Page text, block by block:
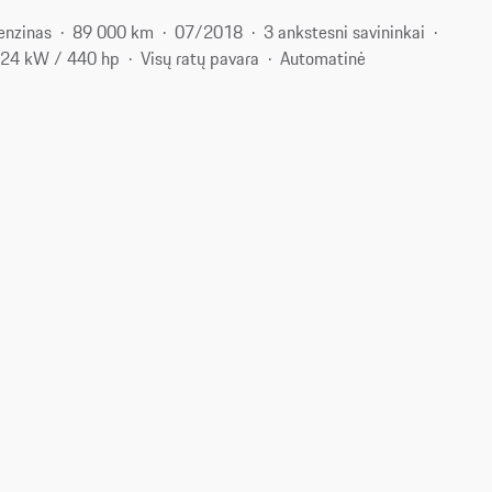
89 000 km 07/2018
3 ankstesni savininkai
kW / 440 hp
Visų ratų pavara Automatinė